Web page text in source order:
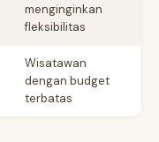
menginginkan
fleksibilitas
Wisatawan
dengan budget
terbatas